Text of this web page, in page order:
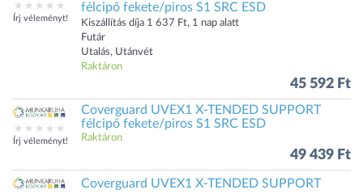
Írj véleményt!
félcipő fekete/piros S1 SRC ESD
Kiszállítás díja 1 637 Ft, 1 nap alatt
Futár
Utalás, Utánvét
Raktáron
45 592 Ft
Írj véleményt!
Coverguard UVEX1 X-TENDED SUPPORT
félcipő fekete/piros S1 SRC ESD
Raktáron
49 439 Ft
Coverguard UVEX1 X-TENDED SUPPORT